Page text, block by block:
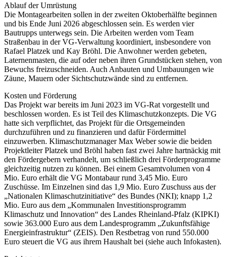
Ablauf der Umrüstung
Die Montagearbeiten sollen in der zweiten Oktoberhälfte beginnen
und bis Ende Juni 2026 abgeschlossen sein. Es werden vier
Bautrupps unterwegs sein. Die Arbeiten werden vom Team
Straßenbau in der VG-Verwaltung koordiniert, insbesondere von
Rafael Platzek und Kay Bröhl. Die Anwohner werden gebeten,
Laternenmasten, die auf oder neben ihren Grundstücken stehen, von
Bewuchs freizuschneiden. Auch Anbauten und Umbauungen wie
Zäune, Mauern oder Sichtschutzwände sind zu entfernen.
Kosten und Förderung
Das Projekt war bereits im Juni 2023 im VG-Rat vorgestellt und
beschlossen worden. Es ist Teil des Klimaschutzkonzepts. Die VG
hatte sich verpflichtet, das Projekt für die Ortsgemeinden
durchzuführen und zu finanzieren und dafür Fördermittel
einzuwerben. Klimaschutzmanager Max Weber sowie die beiden
Projektleiter Platzek und Bröhl haben fast zwei Jahre hartnäckig mit
den Fördergebern verhandelt, um schließlich drei Förderprogramme
gleichzeitig nutzen zu können. Bei einem Gesamtvolumen von 4
Mio. Euro erhält die VG Montabaur rund 3,45 Mio. Euro
Zuschüsse. Im Einzelnen sind das 1,9 Mio. Euro Zuschuss aus der
„Nationalen Klimaschutzinitiative“ des Bundes (NKI); knapp 1,2
Mio. Euro aus dem „Kommunalen Investitionsprogramm
Klimaschutz und Innovation“ des Landes Rheinland-Pfalz (KIPKI)
sowie 363.000 Euro aus dem Landesprogramm „Zukunftsfähige
Energieinfrastruktur“ (ZEIS). Den Restbetrag von rund 550.000
Euro steuert die VG aus ihrem Haushalt bei (siehe auch Infokasten).